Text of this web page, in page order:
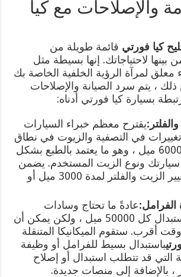
والإصلاحات مع كيا
كيا فورتي قائمة طويلة من
بينها لاحتياجاتك. إنها بسيطة مثل
معلق لمرآة الرؤية الخلفية الخاصة بك
ذلك ، يتم سرد الصيانة والإصلاحات
بسيارة كيا فورتي أدناه:
يقترح معظم خبراء السيارات
في التصفية والزيوت في نطاق
كل 3000 إلى 6000 ميل ، وهو ما يعتمد بالطبع بشكل
ونوع الزيت المستخدم. يضمن
مفتاح الربط تغيير الزيت والفلتر لمدة 3000 ميل أو
الفرامل:عادةً ما تحتاج وسادات
الفرامل إلى استبدال كل 50000 ميل ، ولكن يمكن أن
أقرب. ستقوم الميكانيكا المتنقلة
باستبدال بسيط للفرامل أو وظيفة
التي قد تتطلب استبدال أو إصلاح
، بالإضافة إلى منصات جديدة.